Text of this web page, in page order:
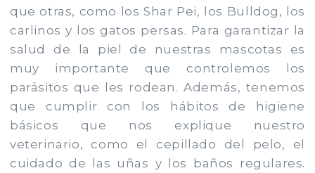
que otras, como los Shar Pei, los Bulldog, los
carlinos y los gatos persas. Para garantizar la
salud de la piel de nuestras mascotas es
muy importante que controlemos los
parásitos que les rodean. Además, tenemos
que cumplir con los hábitos de higiene
básicos que nos explique nuestro
veterinario, como el cepillado del pelo, el
cuidado de las uñas y los baños regulares.